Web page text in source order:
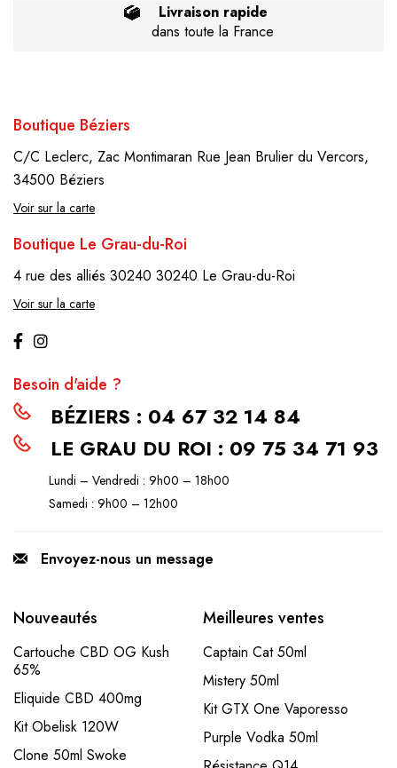
Livraison rapide
dans toute la France
Boutique Béziers
C/C Leclerc, Zac Montimaran Rue Jean Brulier du Vercors,
34500 Béziers
Voir sur la carte
Boutique Le Grau-du-Roi
4 rue des alliés 30240 30240 Le Grau-du-Roi
Voir sur la carte
Besoin d'aide ?
BÉZIERS : 04 67 32 14 84
LE GRAU DU ROI : 09 75 34 71 93
Lundi – Vendredi : 9h00 – 18h00
Samedi : 9h00 – 12h00
Envoyez-nous un message
Nouveautés
Cartouche CBD OG Kush
65%
Eliquide CBD 400mg
Kit Obelisk 120W
Clone 50ml Swoke
Meilleures ventes
Captain Cat 50ml
Mistery 50ml
Kit GTX One Vaporesso
Purple Vodka 50ml